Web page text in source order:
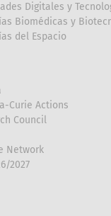
Digitales y
Biomédicas y
del Espacio
Curie Actions
Council
Network
2027